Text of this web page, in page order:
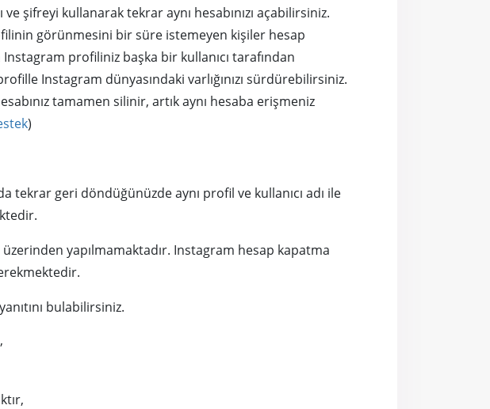
şifreyi kullanarak tekrar aynı hesabınızı açabilirsiniz.
görünmesini bir süre istemeyen kişiler hesap
profiliniz başka bir kullanıcı tarafından
Instagram dünyasındaki varlığınızı sürdürebilirsiniz.
tamamen silinir, artık aynı hesaba erişmeniz
)
tekrar geri döndüğünüzde aynı profil ve kullanıcı adı ile
yapılmamaktadır. Instagram hesap kapatma
bulabilirsiniz.